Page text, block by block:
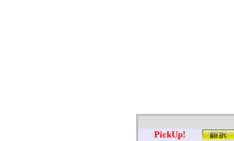
PickUp!